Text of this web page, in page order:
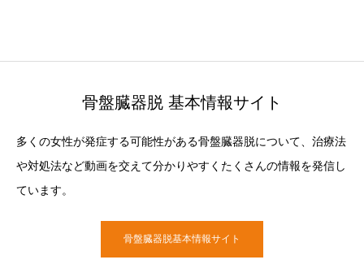
骨盤臓器脱 基本情報サイト
多くの女性が発症する可能性がある骨盤臓器脱について、治療法
や対処法など動画を交えて分かりやすくたくさんの情報を発信し
ています。
骨盤臓器脱基本情報サイト